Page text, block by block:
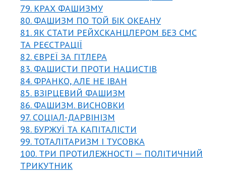
79. КРАХ ФАШИЗМУ
80. ФАШИЗМ ПО ТОЙ БІК ОКЕАНУ
81. ЯК СТАТИ РЕЙХСКАНЦЛЕРОМ БЕЗ СМС
ТА РЕЄСТРАЦІЇ
82. ЄВРЕЇ ЗА ГІТЛЕРА
83. ФАШИСТИ ПРОТИ НАЦИСТІВ
84. ФРАНКО, АЛЕ НЕ ІВАН
85. ВЗІРЦЕВИЙ ФАШИЗМ
86. ФАШИЗМ. ВИСНОВКИ
97. СОЦІАЛ-ДАРВІНІЗМ
98. БУРЖУЇ ТА КАПІТАЛІСТИ
99. ТОТАЛІТАРИЗМ І ТУСОВКА
100. ТРИ ПРОТИЛЕЖНОСТІ — ПОЛІТИЧНИЙ
ТРИКУТНИК